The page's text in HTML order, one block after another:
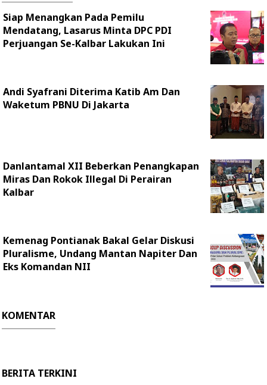
Siap Menangkan Pada Pemilu
Mendatang, Lasarus Minta DPC PDI
Perjuangan Se-Kalbar Lakukan Ini
Andi Syafrani Diterima Katib Am Dan
Waketum PBNU Di Jakarta
Danlantamal XII Beberkan Penangkapan
Miras Dan Rokok Illegal Di Perairan
Kalbar
Kemenag Pontianak Bakal Gelar Diskusi
Pluralisme, Undang Mantan Napiter Dan
Eks Komandan NII
KOMENTAR
BERITA TERKINI